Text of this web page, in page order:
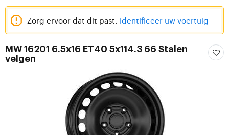
Zorg ervoor dat dit past: identificeer uw voertuig
MW 16201 6.5x16 ET40 5x114.3 66 Stalen
velgen